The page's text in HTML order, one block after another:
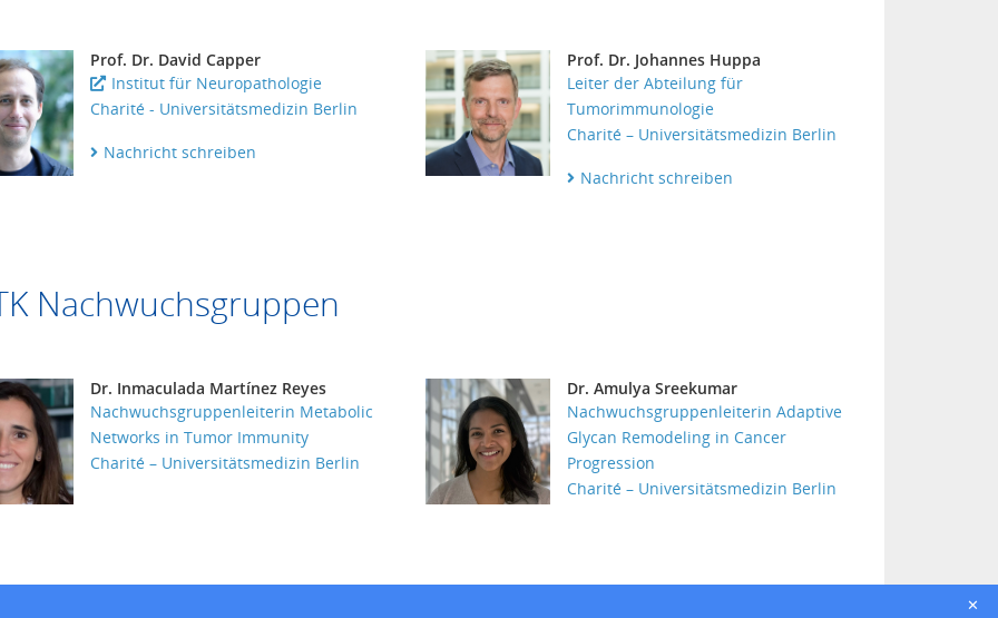
Prof. Dr. David Capper
Institut für Neuropathologie
Charité - Universitätsmedizin Berlin
Nachricht schreiben
Prof. Dr. Johannes Huppa
Leiter der Abteilung für
Tumorimmunologie
Charité – Universitätsmedizin Berlin
Nachricht schreiben
Nachwuchsgruppen
Dr. Inmaculada Martínez Reyes
Nachwuchsgruppenleiterin Metabolic
Networks in Tumor Immunity
Charité – Universitätsmedizin Berlin
Dr. Amulya Sreekumar
Nachwuchsgruppenleiterin Adaptive
Glycan Remodeling in Cancer
Progression
Charité – Universitätsmedizin Berlin
✕